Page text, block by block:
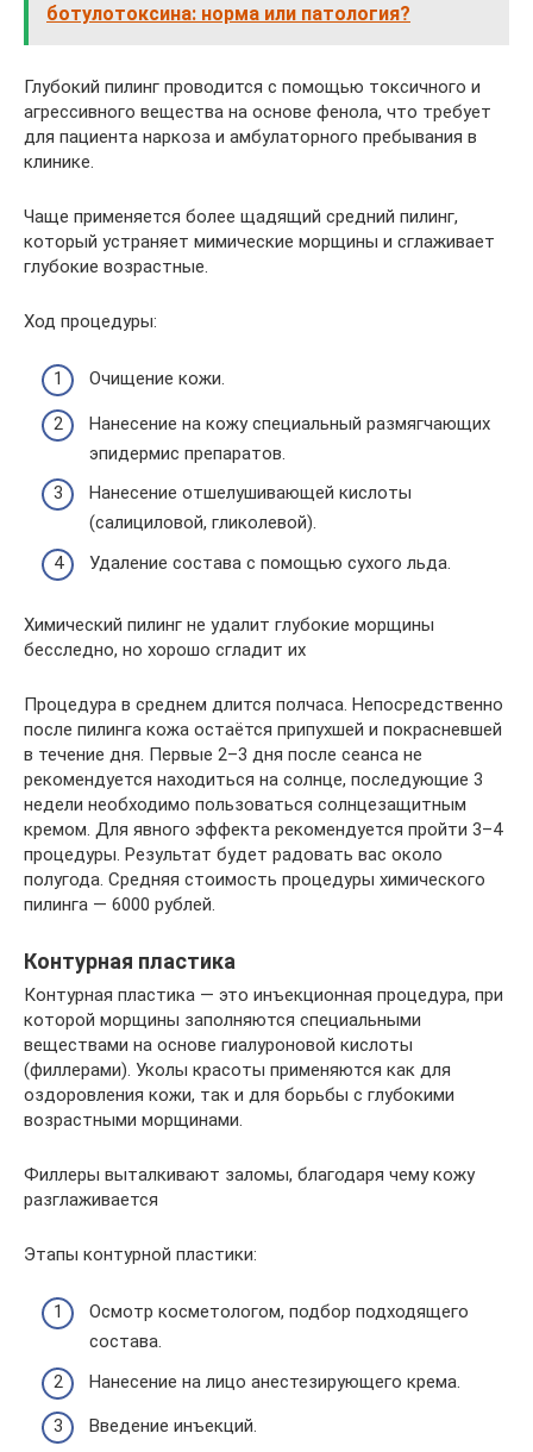
ботулотоксина: норма или патология?
Глубокий пилинг проводится с помощью токсичного и
агрессивного вещества на основе фенола, что требует
для пациента наркоза и амбулаторного пребывания в
клинике.
Чаще применяется более щадящий средний пилинг,
который устраняет мимические морщины и сглаживает
глубокие возрастные.
Ход процедуры:
Очищение кожи.
Нанесение на кожу специальный размягчающих
эпидермис препаратов.
Нанесение отшелушивающей кислоты
(салициловой, гликолевой).
Удаление состава с помощью сухого льда.
Химический пилинг не удалит глубокие морщины
бесследно, но хорошо сгладит их
Процедура в среднем длится полчаса. Непосредственно
после пилинга кожа остаётся припухшей и покрасневшей
в течение дня. Первые 2–3 дня после сеанса не
рекомендуется находиться на солнце, последующие 3
недели необходимо пользоваться солнцезащитным
кремом. Для явного эффекта рекомендуется пройти 3–4
процедуры. Результат будет радовать вас около
полугода. Средняя стоимость процедуры химического
пилинга — 6000 рублей.
Контурная пластика
Контурная пластика — это инъекционная процедура, при
которой морщины заполняются специальными
веществами на основе гиалуроновой кислоты
(филлерами). Уколы красоты применяются как для
оздоровления кожи, так и для борьбы с глубокими
возрастными морщинами.
Филлеры выталкивают заломы, благодаря чему кожу
разглаживается
Этапы контурной пластики:
Осмотр косметологом, подбор подходящего
состава.
Нанесение на лицо анестезирующего крема.
Введение инъекций.